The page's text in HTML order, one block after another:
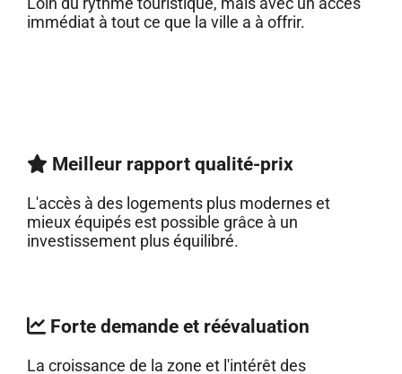
immédiat à tout ce que la ville a à offrir.
Meilleur rapport qualité-prix
L'accès à des logements plus modernes et
mieux équipés est possible grâce à un
investissement plus équilibré.
Forte demande et réévaluation
La croissance de la zone et l'intérêt des